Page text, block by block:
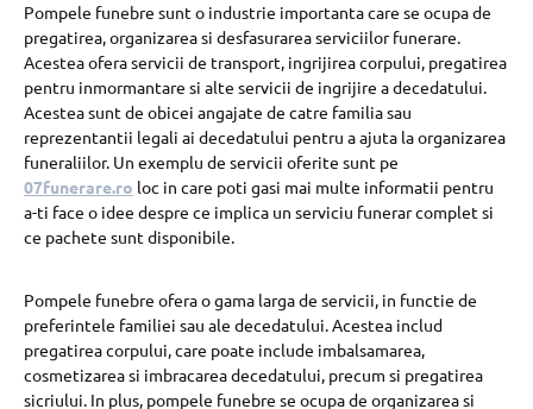
Pompele funebre sunt o industrie importanta care se ocupa de
pregatirea, organizarea si desfasurarea serviciilor funerare.
Acestea ofera servicii de transport, ingrijirea corpului, pregatirea
pentru inmormantare si alte servicii de ingrijire a decedatului.
Acestea sunt de obicei angajate de catre familia sau
reprezentantii legali ai decedatului pentru a ajuta la organizarea
funeraliilor. Un exemplu de servicii oferite sunt pe
07funerare.ro loc in care poti gasi mai multe informatii pentru
a-ti face o idee despre ce implica un serviciu funerar complet si
ce pachete sunt disponibile.
Pompele funebre ofera o gama larga de servicii, in functie de
preferintele familiei sau ale decedatului. Acestea includ
pregatirea corpului, care poate include imbalsamarea,
cosmetizarea si imbracarea decedatului, precum si pregatirea
sicriului. In plus, pompele funebre se ocupa de organizarea si